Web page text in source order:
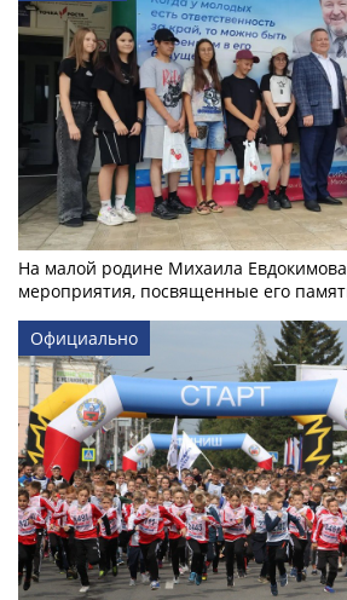
На малой родине Михаила
мероприятия, посвященные его
Официально